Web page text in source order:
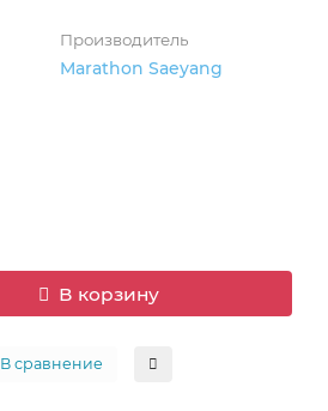
Производитель
Marathon Saeyang
В корзину
В сравнение